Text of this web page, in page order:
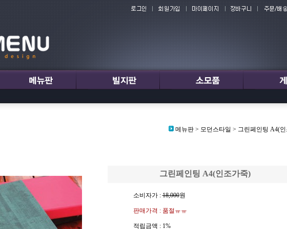
메뉴판 > 모던스타일 > 그린페인팅 A4(
그린페인팅 A4(인조가죽)
소비자가 :18,000원
판매가격 : 품절ㅠㅠ
적립금액 : 1%